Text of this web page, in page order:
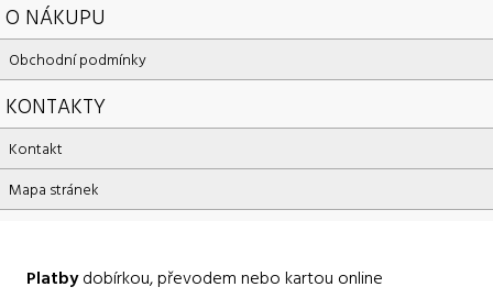
O NÁKUPU
Obchodní podmínky
KONTAKTY
Kontakt
Mapa stránek
Platbydobírkou, převodem nebo kartou online